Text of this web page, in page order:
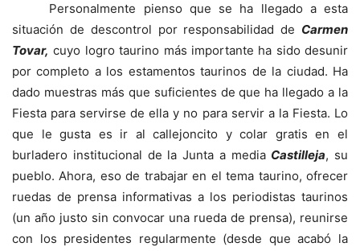
Personalmente pienso que se ha llegado a esta
situación de descontrol por responsabilidad de Carmen
Tovar, cuyo logro taurino más importante ha sido desunir
por completo a los estamentos taurinos de la ciudad. Ha
dado muestras más que suficientes de que ha llegado a la
Fiesta para servirse de ella y no para servir a la Fiesta. Lo
que le gusta es ir al callejoncito y colar gratis en el
burladero institucional de la Junta a media Castilleja, su
pueblo. Ahora, eso de trabajar en el tema taurino, ofrecer
ruedas de prensa informativas a los periodistas taurinos
(un año justo sin convocar una rueda de prensa), reunirse
con los presidentes regularmente (desde que acabó la